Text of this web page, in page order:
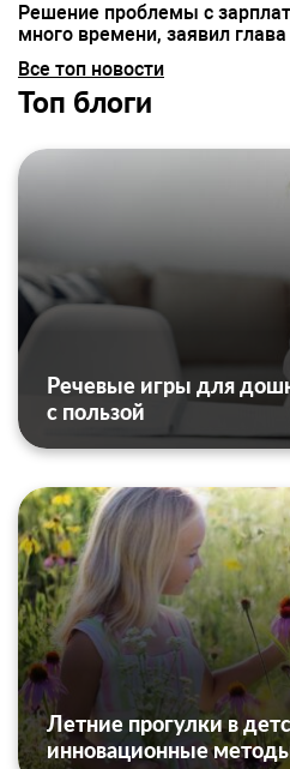
Решение проблемы с
много времени, заявил
Все топ новости
Топ блоги
Речевые игры для
с пользой
Летние прогулки в
инновационные